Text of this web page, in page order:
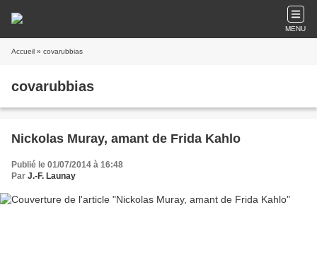
MENU
Accueil » covarubbias
covarubbias
Nickolas Muray, amant de Frida Kahlo
Publié le 01/07/2014 à 16:48
Par J.-F. Launay